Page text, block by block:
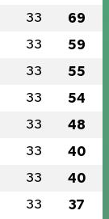
33 69
33 59
33 55
33 54
33 48
33 40
33 40
33 37